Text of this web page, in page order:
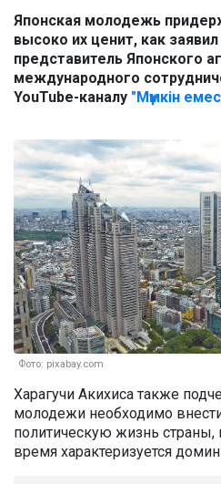
Японская молодежь
высоко их ценит, как
представитель Японского
международного
YouTube-каналу "Мүмкін
Фото: pixabay.com
Харагучи Акихиса также
молодежи необходимо
политическую жизнь страны,
время характеризуется